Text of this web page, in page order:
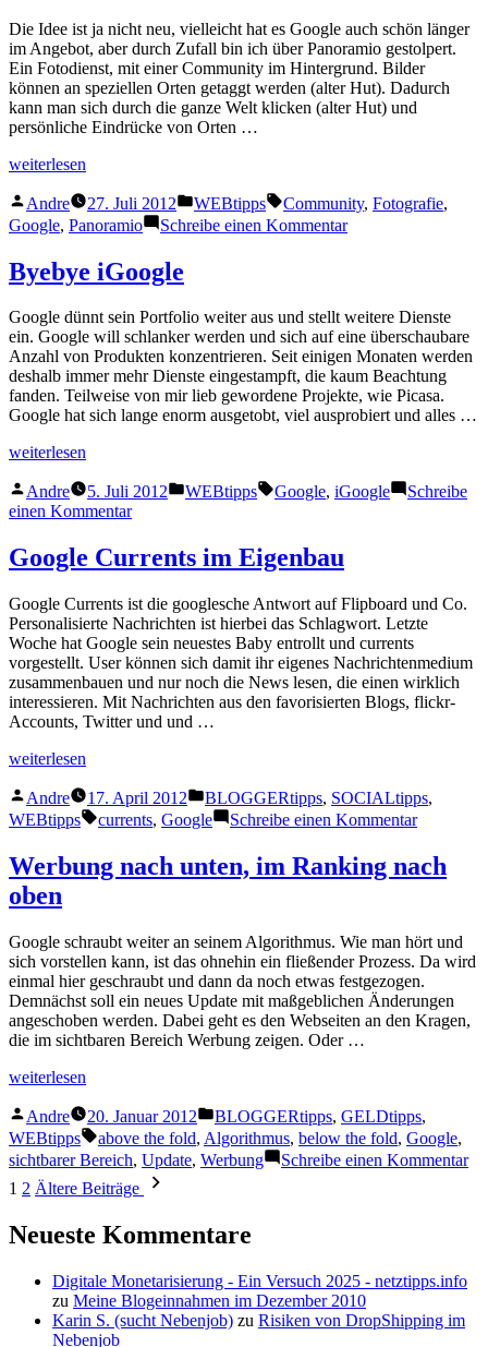
Die Idee ist ja nicht neu, vielleicht hat es Google auch schön länger
im Angebot, aber durch Zufall bin ich über Panoramio gestolpert.
Ein Fotodienst, mit einer Community im Hintergrund. Bilder
können an speziellen Orten getaggt werden (alter Hut). Dadurch
kann man sich durch die ganze Welt klicken (alter Hut) und
persönliche Eindrücke von Orten …
„Mit
die
Welt
weiterlesen
Veröffentlicht
von
Andre 27. Juli 2012
Veröffentlicht
unter
WEBtipps Schlagwörter:
Community, Fotografie,
Google, Panoramio Schreibe einen Kommentarzu
entdecken
Byebye iGoogle
Google dünnt sein Portfolio weiter aus und stellt weitere Dienste
ein. Google will schlanker werden und sich auf eine überschaubare
Anzahl von Produkten konzentrieren. Seit einigen Monaten werden
deshalb immer mehr Dienste eingestampft, die kaum Beachtung
fanden. Teilweise von mir lieb gewordene Projekte, wie Picasa.
Google hat sich lange enorm ausgetobt, viel ausprobiert und alles …
„Byebye
weiterlesen
Veröffentlicht
von
Andre 5. Juli 2012
Veröffentlicht
WEBtipps Schlagwörter:
Google, iGoogle
Schreibe
einen Kommentarzu
iGoogle
Google Currents im Eigenbau
Google Currents ist die googlesche Antwort auf Flipboard und Co.
Personalisierte Nachrichten ist hierbei das Schlagwort. Letzte
Woche hat Google sein neuestes Baby entrollt und currents
vorgestellt. User können sich damit ihr eigenes Nachrichtenmedium
zusammenbauen und nur noch die News lesen, die einen wirklich
interessieren. Mit Nachrichten aus den favorisierten Blogs, flickr-
Accounts, Twitter und und …
„Google
im
Eigenbau“
weiterlesen
Veröffentlicht
von
Andre 17. April 2012
Veröffentlicht
unter
BLOGGERtipps, SOCIALtipps,
WEBtipps
Schlagwörter:
currents, Google Schreibe einen Kommentarzu
Currents
im
Werbung nach unten, im Ranking nach
oben
Google schraubt weiter an seinem Algorithmus. Wie man hört und
sich vorstellen kann, ist das ohnehin ein fließender Prozess. Da wird
einmal hier geschraubt und dann da noch etwas festgezogen.
Demnächst soll ein neues Update mit maßgeblichen Änderungen
angeschoben werden. Dabei geht es den Webseiten an den Kragen,
die im sichtbaren Bereich Werbung zeigen. Oder …
„Werbung
unten,
im
Ranking
nach
oben“
weiterlesen
Veröffentlicht
von
Andre 20. Januar 2012
Veröffentlicht
unter
BLOGGERtipps, GELDtipps,
WEBtipps
Schlagwörter:
above the fold, Algorithmus, below the fold, Google,
sichtbarer Bereich, Update, Werbung Schreibe einen Kommentarzu
Seitennummerierung
Beiträge
1 2 Ältere Beiträge
Neueste Kommentare
Digitale Monetarisierung - Ein Versuch 2025 - netztipps.info
zu Meine Blogeinnahmen im Dezember 2010
Karin S. (sucht Nebenjob) zu Risiken von DropShipping im
Nebenjob